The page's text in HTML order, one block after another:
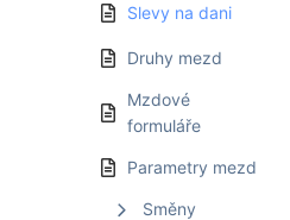
Slevy na dani
Druhy mezd
Mzdové
formuláře
Parametry mezd
Směny